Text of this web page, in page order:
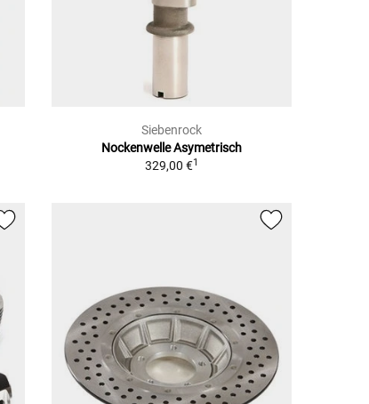
Siebenrock
Nockenwelle Asymetrisch
329,00 €1